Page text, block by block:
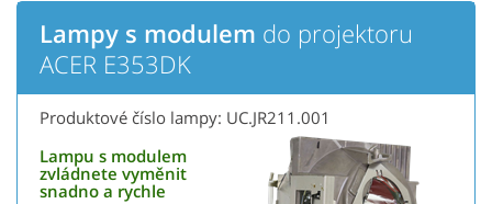
Lampy s modulem do projektoru
ACER E353DK
Produktové číslo lampy: UC.JR211.001
Lampu s modulem
zvládnete vyměnit
snadno a rychle